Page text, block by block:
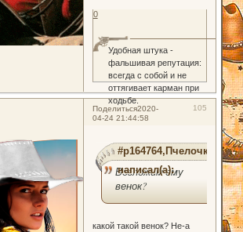
Удобная штука -
фальшивая репутация:
всегда с собой и не
оттягивает карман при
ходьбе.
0
Поделиться 105
2020-
04-24 21:44:58
#p164764,Пчелочка
написал(а):
Возложим ему
венок?
какой такой венок? Не-а